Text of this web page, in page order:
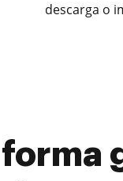
descarga o